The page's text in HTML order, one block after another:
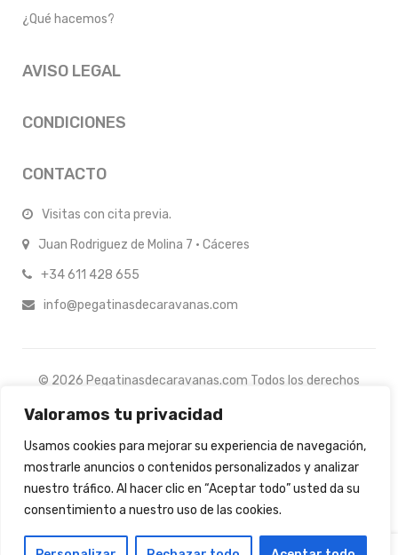
Valoramos tu privacidad
Usamos cookies para mejorar su experiencia de navegación,
mostrarle anuncios o contenidos personalizados y analizar
nuestro tráfico. Al hacer clic en “Aceptar todo” usted da su
consentimiento a nuestro uso de las cookies.
¿Qué hacemos?
AVISO LEGAL
CONDICIONES
CONTACTO
Visitas con cita previa.
Juan Rodriguez de Molina 7 · Cáceres
+34 611 428 655
info@pegatinasdecaravanas.com
© 2026 Pegatinasdecaravanas.com Todos los derechos